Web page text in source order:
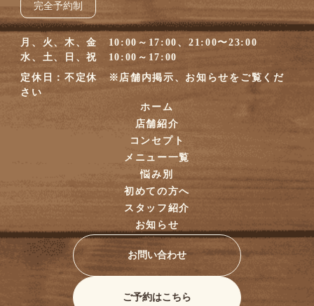
完全予約制
月、火、木、金 10:00～17:00、21:00〜23:00
水、土、日、祝 10:00～17:00
定休日：不定休 ※店舗内掲示、お知らせをご覧くだ
さい
ホーム
店舗紹介
コンセプト
メニュー一覧
悩み別
初めての方へ
スタッフ紹介
お知らせ
お問い合わせ
ご予約はこちら